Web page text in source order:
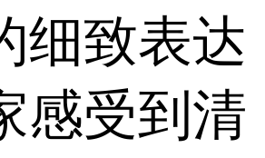
细致表达
感受到清